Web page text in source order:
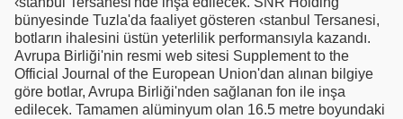
bünyesinde Tuzla'da faaliyet gösteren ‹stanbul Tersanesi,
botların ihalesini üstün yeterlilik performansıyla kazandı.
Avrupa Birliği'nin resmi web sitesi Supplement to the
Official Journal of the European Union'dan alınan bilgiye
göre botlar, Avrupa Birliği'nden sağlanan fon ile inşa
edilecek. Tamamen alüminyum olan 16.5 metre boyundaki